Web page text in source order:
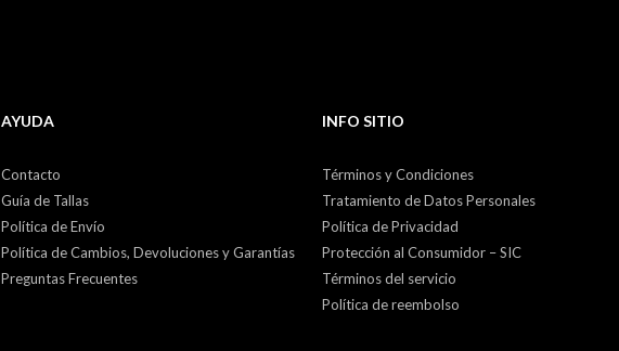
AYUDA
Contacto
Guía de Tallas
Política de Envío
Política de Cambios, Devoluciones y Garantías
Preguntas Frecuentes
INFO SITIO
Términos y Condiciones
Tratamiento de Datos Personales
Política de Privacidad
Protección al Consumidor – SIC
Términos del servicio
Política de reembolso